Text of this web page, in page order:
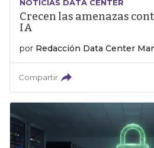
NOTICIAS DATA CENTER
Crecen las amenazas
IA
por Redacción Data Center
Compartir